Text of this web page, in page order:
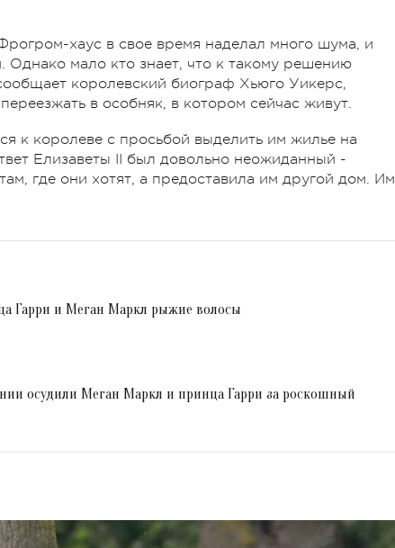
хаус в свое время наделал много шума, и
мало кто знает, что к такому решению
королевский биограф Хьюго Уикерс,
в особняк, в котором сейчас живут.
к королеве с просьбой выделить им жилье на
Елизаветы II был довольно неожиданный -
где они хотят, а предоставила им другой дом. Им
Гарри и Меган Маркл рыжие волосы
осудили Меган Маркл и принца Гарри за роскошный